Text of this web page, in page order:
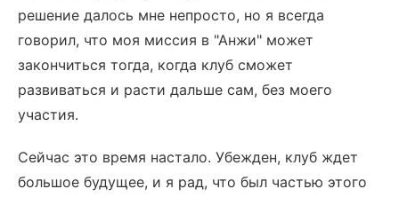
решение далось мне непросто, но я всегда
говорил, что моя миссия в "Анжи" может
закончиться тогда, когда клуб сможет
развиваться и расти дальше сам, без моего
участия.
Сейчас это время настало. Убежден, клуб ждет
большое будущее, и я рад, что был частью этого